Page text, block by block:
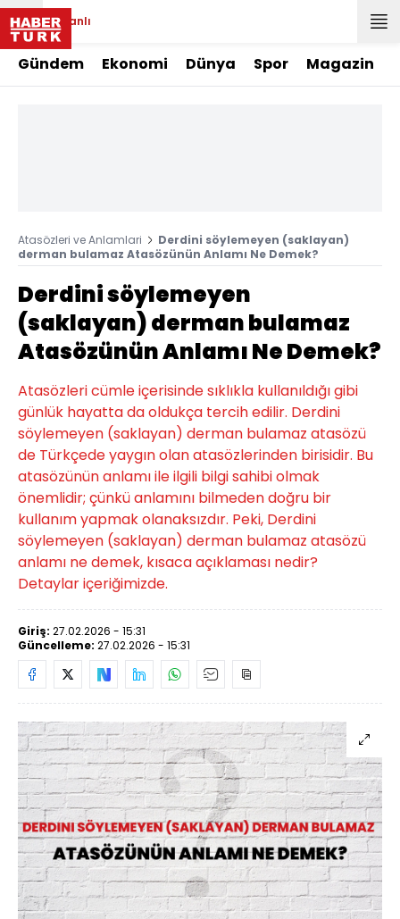
Canlı
Gündem Ekonomi Dünya Spor Magazin
Atasözleri ve Anlamlari
Derdini söylemeyen (saklayan)
derman bulamaz Atasözünün Anlamı Ne Demek?
Derdini söylemeyen
(saklayan) derman bulamaz
Atasözünün Anlamı Ne Demek?
Atasözleri cümle içerisinde sıklıkla kullanıldığı gibi
günlük hayatta da oldukça tercih edilir. Derdini
söylemeyen (saklayan) derman bulamaz atasözü
de Türkçede yaygın olan atasözlerinden birisidir. Bu
atasözünün anlamı ile ilgili bilgi sahibi olmak
önemlidir; çünkü anlamını bilmeden doğru bir
kullanım yapmak olanaksızdır. Peki, Derdini
söylemeyen (saklayan) derman bulamaz atasözü
anlamı ne demek, kısaca açıklaması nedir?
Detaylar içeriğimizde.
Giriş: 27.02.2026 - 15:31
Güncelleme: 27.02.2026 - 15:31